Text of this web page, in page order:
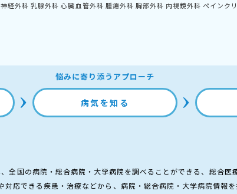
経外科 乳腺外科 心臓血管外科 腫瘍外科 胸部外科 内視鏡外科 ペインク
悩みに寄り添うアプローチ
病気を知る
全国の病院・総合病院・大学病院を調べることができる、総合医
応できる疾患・治療などから、病院・総合病院・大学病院情報を